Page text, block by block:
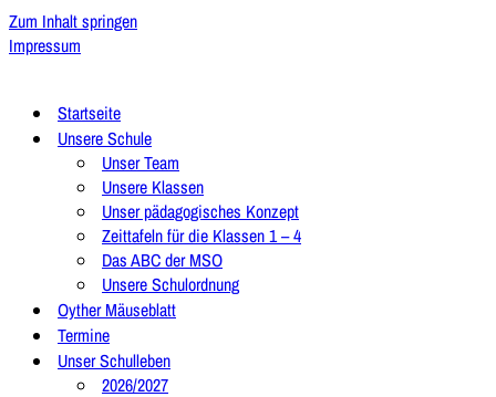
Zum Inhalt springen
Impressum
Startseite
Unsere Schule
Unser Team
Unsere Klassen
Unser pädagogisches Konzept
Zeittafeln für die Klassen 1 – 4
Das ABC der MSO
Unsere Schulordnung
Oyther Mäuseblatt
Termine
Unser Schulleben
2026/2027